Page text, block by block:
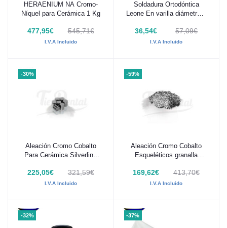
Añadir al carrito
HERAENIUM NA Cromo-
Níquel para Cerámica 1 Kg
477,95€ 545,71€
I.V.A Incluido
Añadir al carrito
Soldadura Ortodóntica
Leone En varilla diámetro 1
36,54€ 57,09€
I.V.A Incluido
-30%
Añadir al carrito
Aleación Cromo Cobalto
Para Cerámica Silverline
225,05€ 321,59€
I.V.A Incluido
-59%
Añadir al carrito
Aleación Cromo Cobalto
Esqueléticos granalla
169,62€ 413,70€
I.V.A Incluido
-32% -37%